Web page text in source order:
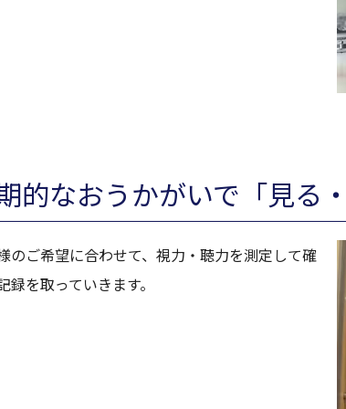
的なおうかがいで「見る
のご希望に合わせて、視力・聴力を測定して確
録を取っていきます。